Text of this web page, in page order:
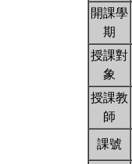
開課學
期
授課對
象
授課教
師
課號